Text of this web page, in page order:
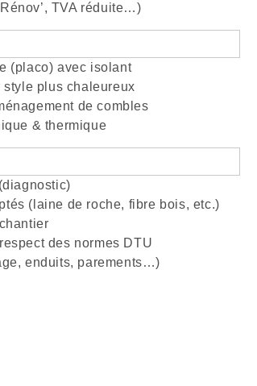
TVA réduite…)
(placo) avec isolant
style plus chaleureux
de combles
& thermique
(laine de roche, fibre bois, etc.)
des normes DTU
enduits, parements…)